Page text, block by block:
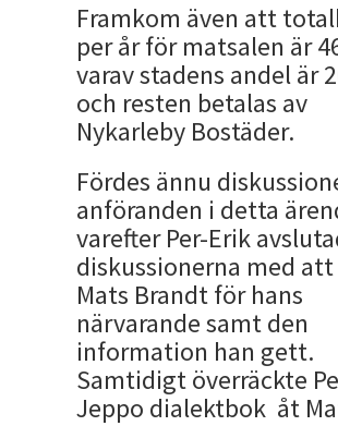
Framkom även att
per år för matsalen är
varav stadens andel är
och resten betalas av
Nykarleby Bostäder.
Fördes ännu
anföranden i detta
varefter Per-Erik
diskussionerna med
Mats Brandt för hans
närvarande samt den
information han gett.
Samtidigt överräckte
Jeppo dialektbok åt